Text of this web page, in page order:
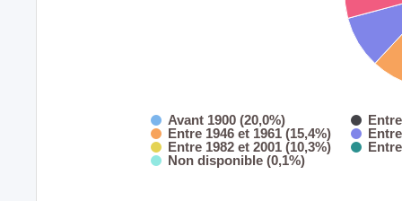
Avant 1900 (20,0%)
Entre 1946 et 1961 (15,4%)
Entre 1982 et 2001 (10,3%)
Non disponible (0,1%)